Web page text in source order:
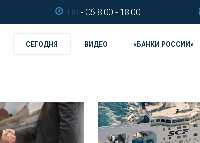
Пн - Сб 8.00 - 18.00.
СЕГОДНЯ ВИДЕО «БАНКИ РОССИИ»